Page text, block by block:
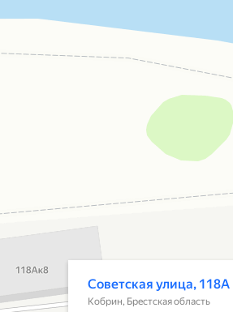
Советская улица, 118А
Кобрин, Брестская область